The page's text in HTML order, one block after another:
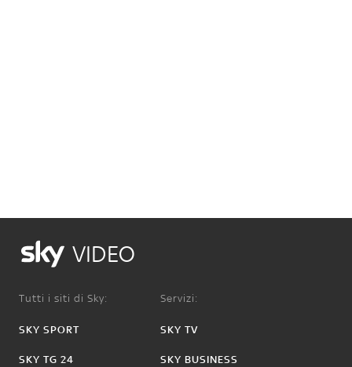
VIDEO
Tutti i siti di Sky:
SKY SPORT
SKY TG 24
Servizi:
SKY TV
SKY BUSINESS